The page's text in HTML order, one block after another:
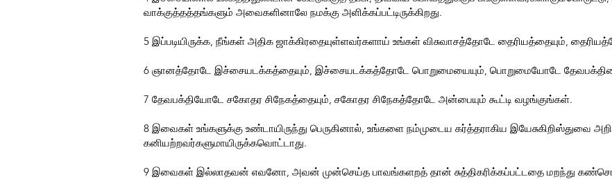
வாக்குத்தத்தங்களும் அவைகளினாலே நமக்கு அளிக்கப்பட்டிருக்கிறது.
5 இப்படியிருக்க, நீங்கள் அதிக ஜாக்கிரதையுள்ளவர்களாய் உங்கள் விசுவாசத்தோடே தைரியத்தையும்,
6 ஞானத்தோடே இச்சையடக்கத்தையும், இச்சையடக்கத்தோடே பொறுமையையும், பொறுமையோடே
7 தேவபக்தியோடே சகோதர சிநேகத்தையும், சகோதர சிநேகத்தோடே அன்பையும் கூட்டி வழங்குங்கள்.
8 இவைகள் உங்களுக்கு உண்டாயிருந்து பெருகினால், உங்களை நம்முடைய கர்த்தராகிய இயேசுகிறிஸ்துவை
கனியற்றவர்களுமாயிருக்கவொட்டாது.
9 இவைகள் இல்லாதவன் எவனோ, அவன் முன்செய்த பாவங்களறத் தான் சுத்திகரிக்கப்பட்டதை மறந்து